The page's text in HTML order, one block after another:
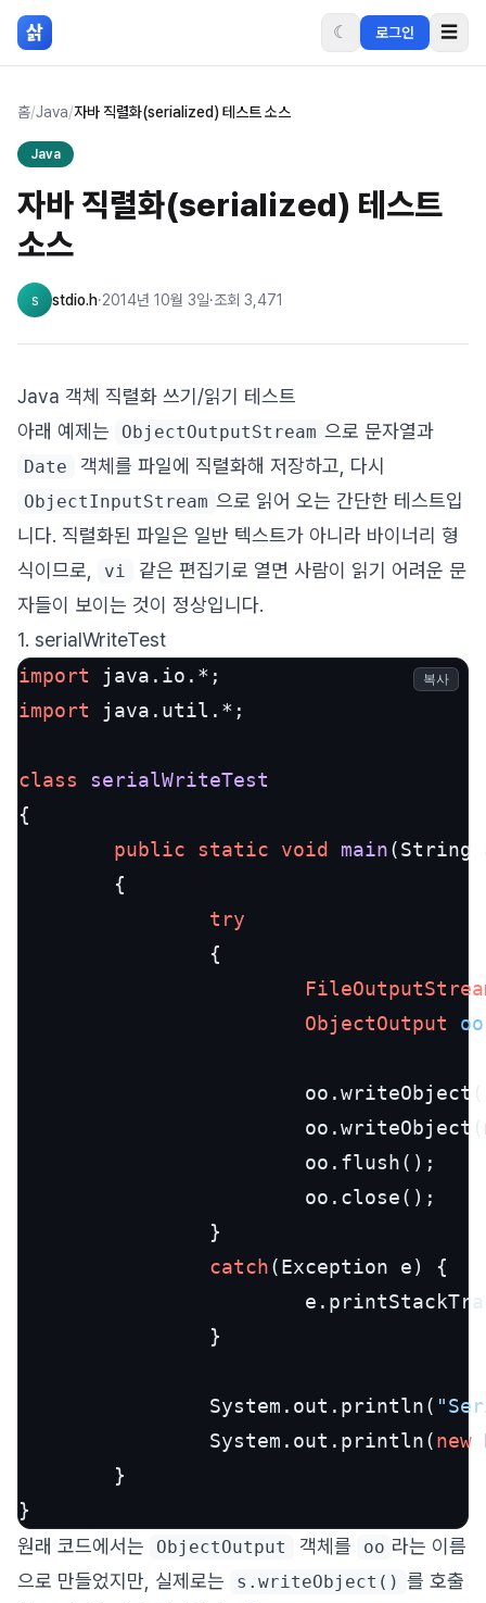
본문 바로가기
삵 ☾ 로그인 ☰
홈/Java/자바 직렬화(serialized) 테스트 소스
Java
자바 직렬화(serialized) 테스트
소스
s stdio.h·2014년 10월 3일·조회 3,471
Java 객체 직렬화 쓰기/읽기 테스트
아래 예제는
ObjectOutputStream 으로 문자열과
Date 객체를 파일에 직렬화해 저장하고, 다시
ObjectInputStream 으로 읽어 오는 간단한 테스트입
니다. 직렬화된 파일은 일반 텍스트가 아니라 바이너리 형
식이므로,
vi
같은 편집기로 열면 사람이 읽기 어려운 문
자들이 보이는 것이 정상입니다.
1. serialWriteTest
import
import java.util.*;
class
serialWriteTest
{
public
static void main(String
        {
try
                {
ObjectOutput
oo
                        oo.writeObject(
                        oo.writeObject(
                        oo.flush();
                        oo.close();
                }
catch(Exception e) {
                }
                System.out.println(
                System.out.println(
new
        }
}
복사
원래 코드에서는 ObjectOutput 객체를 oo 라는 이름
으로 만들었지만, 실제로는
s.writeObject() 를 호출